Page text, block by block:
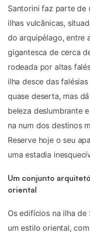
Santorini faz parte de
ilhas vulcânicas,
do arquipélago, entre
gigantesca de cerca
rodeada por altas
ilha desce das
quase deserta, mas
beleza deslumbrante
na num dos destinos
Reserve hoje o seu
uma estadia
Um conjunto
oriental
Os edifícios na ilha
um estilo oriental,